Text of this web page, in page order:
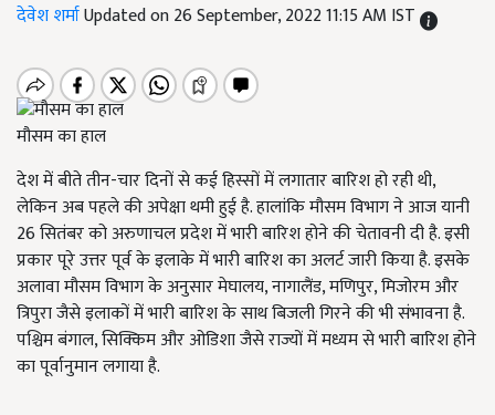
देवेश शर्माUpdated on 26 September, 2022 11:15 AM IST
मौसम का हाल
देश में बीते तीन-चार दिनों से कई हिस्सों में लगातार बारिश हो रही थी,
लेकिन अब पहले की अपेक्षा थमी हुई है. हालांकि मौसम विभाग ने आज यानी
26 सितंबर को अरुणाचल प्रदेश में भारी बारिश होने की चेतावनी दी है. इसी
प्रकार पूरे उत्तर पूर्व के इलाके में भारी बारिश का अलर्ट जारी किया है. इसके
अलावा मौसम विभाग के अनुसार मेघालय, नागालैंड, मणिपुर, मिजोरम और
त्रिपुरा जैसे इलाकों में भारी बारिश के साथ बिजली गिरने की भी संभावना है.
पश्चिम बंगाल, सिक्किम और ओडिशा जैसे राज्यों में मध्यम से भारी बारिश होने
का पूर्वानुमान लगाया है.